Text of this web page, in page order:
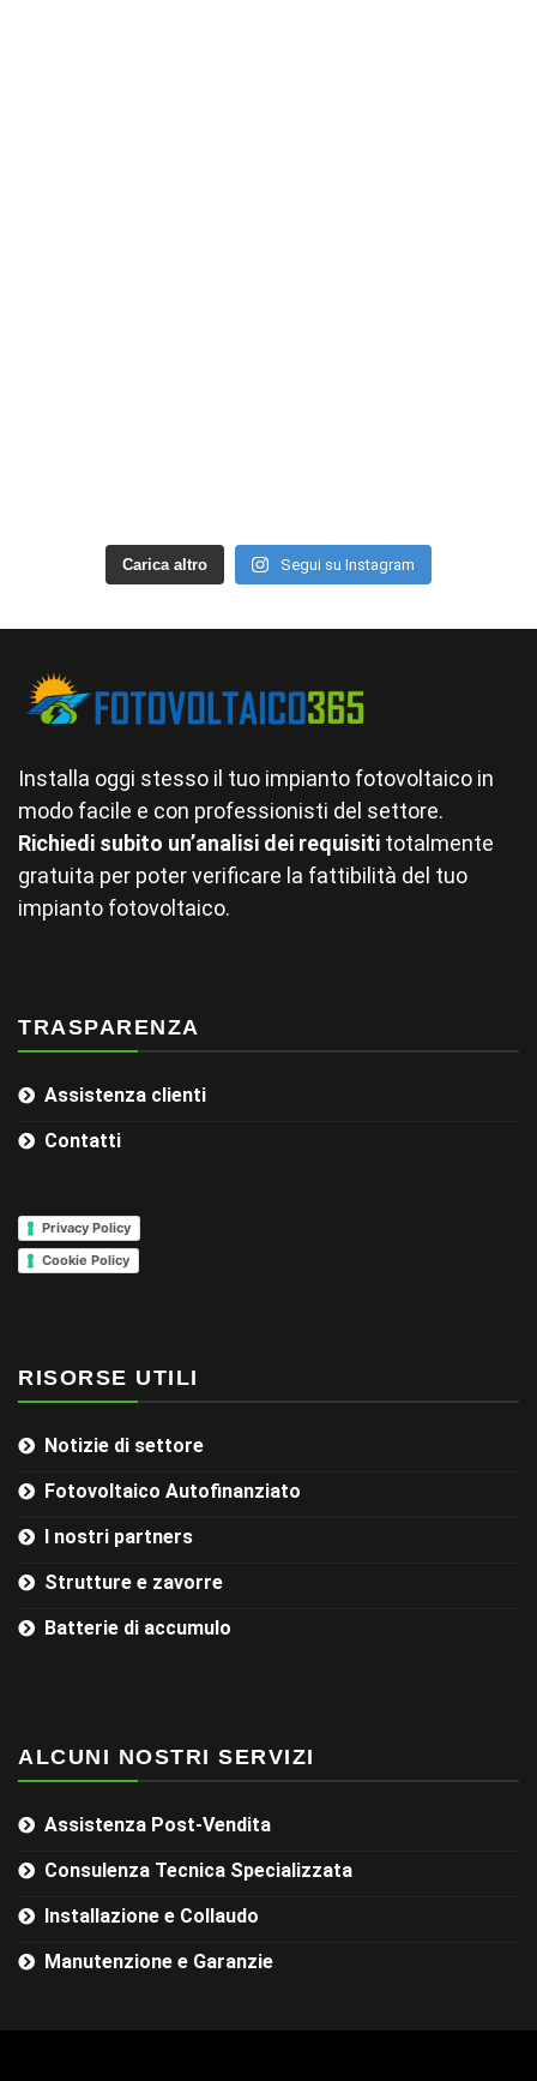
Carica altro Segui su Instagram
Installa oggi stesso il tuo impianto fotovoltaico in
modo facile e con professionisti del settore.
Richiedi subito un’analisi dei requisiti totalmente
gratuita per poter verificare la fattibilità del tuo
impianto fotovoltaico.
TRASPARENZA
Assistenza clienti
Contatti
Privacy Policy
Cookie Policy
RISORSE UTILI
Notizie di settore
Fotovoltaico Autofinanziato
I nostri partners
Strutture e zavorre
Batterie di accumulo
ALCUNI NOSTRI SERVIZI
Assistenza Post-Vendita
Consulenza Tecnica Specializzata
Installazione e Collaudo
Manutenzione e Garanzie